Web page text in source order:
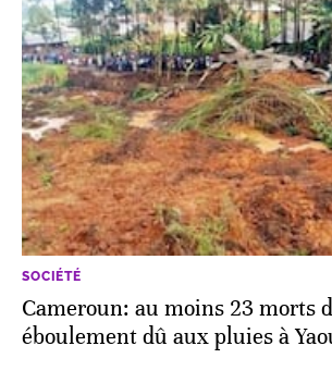
SOCIÉTÉ
Cameroun: au moins 23 morts
éboulement dû aux pluies à